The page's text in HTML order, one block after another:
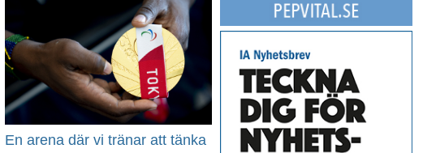
En arena där vi tränar att tänka